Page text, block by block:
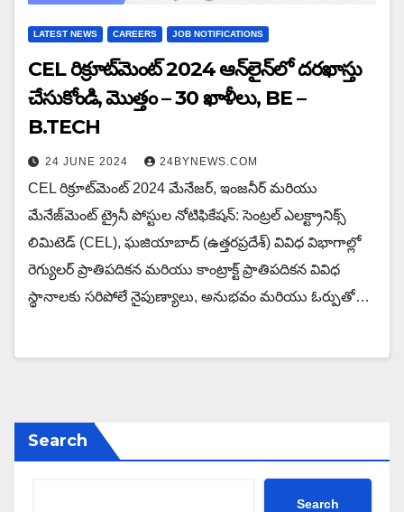
LATEST NEWS CAREERS JOB NOTIFICATIONS
CEL రిక్రూట్‌మెంట్ 2024 ఆన్‌లైన్‌లో దరఖాస్తు
చేసుకోండి, మొత్తం – 30 ఖాళీలు, BE –
B.TECH
24 JUNE 2024 24BYNEWS.COM
CEL రిక్రూట్‌మెంట్ 2024 మేనేజర్, ఇంజనీర్ మరియు
మేనేజ్‌మెంట్ ట్రైనీ పోస్టుల నోటిఫికేషన్: సెంట్రల్ ఎలక్ట్రానిక్స్
లిమిటెడ్ (CEL), ఘజియాబాద్ (ఉత్తరప్రదేశ్) వివిధ విభాగాల్లో
రెగ్యులర్ ప్రాతిపదికన మరియు కాంట్రాక్ట్ ప్రాతిపదికన వివిధ
స్థానాలకు సరిపోలే నైపుణ్యాలు, అనుభవం మరియు ఓర్పుతో…
Search
Search